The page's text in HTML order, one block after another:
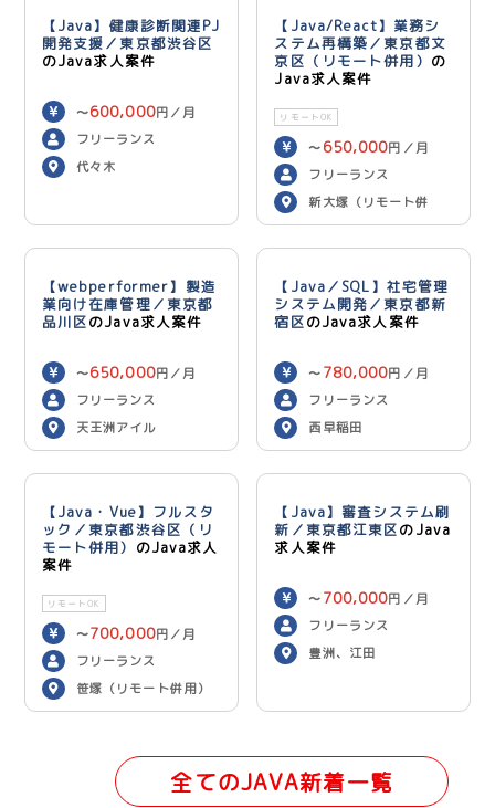
【Java】健康診断関連PJ
開発支援／東京都渋谷区
のJava求人案件
〜600,000円／月
フリーランス
代々木
【Java/React】業務シ
ステム再構築／東京都文
京区（リモート併用） の
Java求人案件
リモートOK
〜 650,000円／月
フリーランス
新大塚（リモート併
用）
【webperformer】製造
業向け在庫管理／東京都
品川区のJava求人案件
〜650,000円／月
フリーランス
天王洲アイル
【Java／SQL】社宅管理
システム開発／東京都新
宿区のJava求人案件
〜 780,000円／月
フリーランス
西早稲田
【Java・Vue】フルスタ
ック／東京都渋谷区（リ
モート併用） のJava求人
案件
リモートOK
〜700,000円／月
フリーランス
笹塚（リモート併用）
【Java】審査システム刷
新／東京都江東区のJava
求人案件
〜 700,000円／月
フリーランス
豊洲、江田
全てのJAVA新着一覧